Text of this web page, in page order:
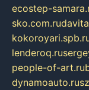
ecostep-
sko.com.ru
lenderoq.ru
people-of-art.ru
dynamoauto.ru